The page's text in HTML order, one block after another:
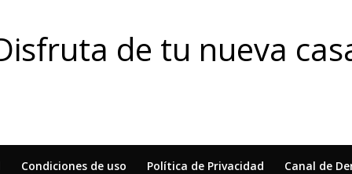
de tu nueva
Condiciones de uso Política de Privacidad Canal de